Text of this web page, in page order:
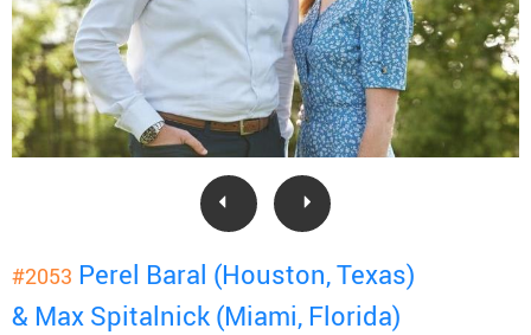
#2053 Perel Baral (Houston, Texas)
& Max Spitalnick (Miami, Florida)